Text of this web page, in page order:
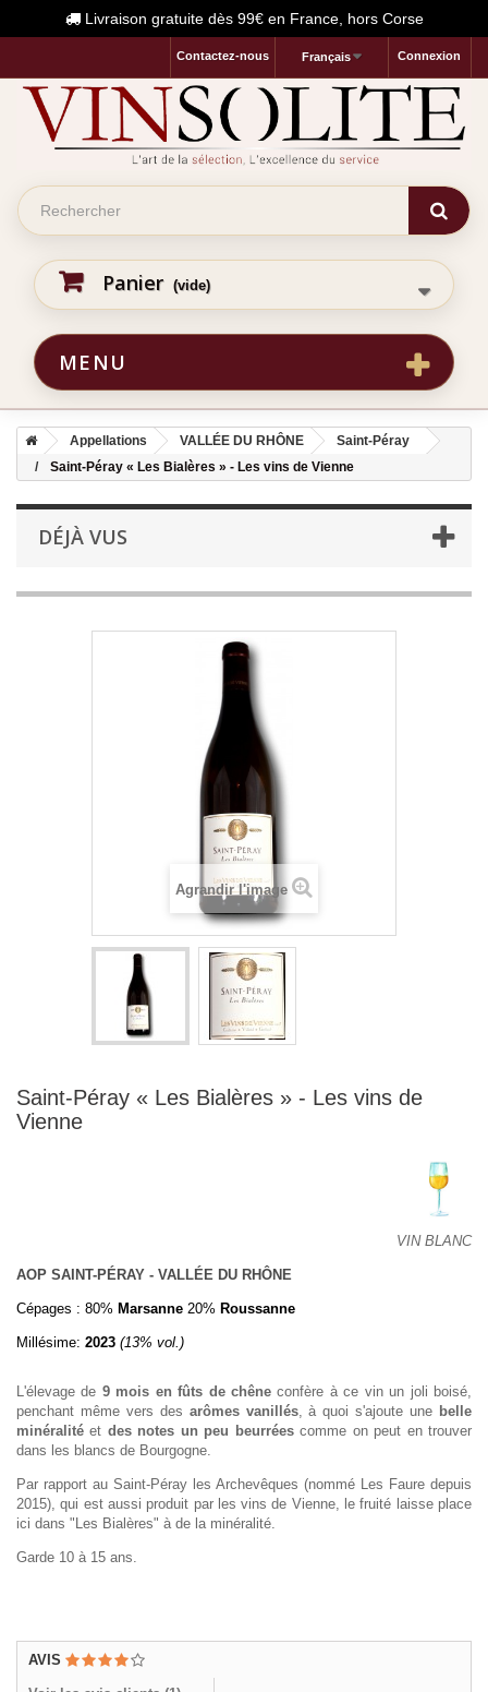
Livraison gratuite dès 99€ en France, hors Corse
Connexion
Français
Contactez-nous
Panier (vide)
MENU
Appellations VALLÉE DU RHÔNE
Saint-Péray
Saint-Péray « Les Bialères » - Les vins de Vienne
DÉJÀ VUS
Agrandir l'image
Saint-Péray « Les Bialères » - Les vins de
Vienne
VIN BLANC
AOP SAINT-PÉRAY - VALLÉE DU RHÔNE
Cépages : 80% Marsanne 20% Roussanne
Millésime: 2023 (13% vol.)
L'élevage de 9 mois en fûts de chêne confère à ce vin un joli boisé,
penchant même vers des arômes vanillés, à quoi s'ajoute une belle
minéralité et des notes un peu beurréescomme on peut en trouver
dans les blancs de Bourgogne.
Par rapport au Saint-Péray les Archevêques (nommé Les Faure depuis
2015), qui est aussi produit par les vins de Vienne, le fruité laisse place
ici dans "Les Bialères" à de la minéralité.
Garde 10 à 15 ans.
AVIS